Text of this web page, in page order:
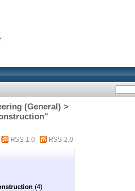
(General) >
RSS 1.0 RSS 2.0
(4)